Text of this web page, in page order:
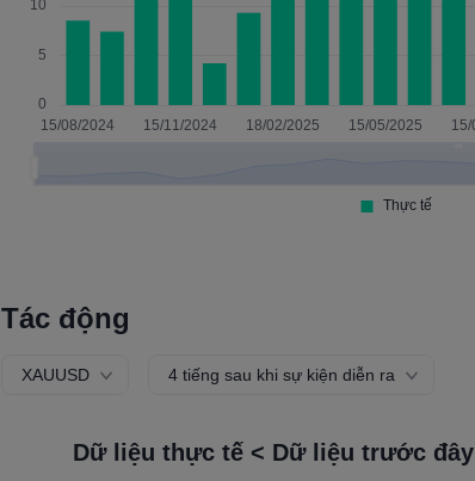
Tác động
XAUUSD 4 tiếng sau khi sự kiện diễn ra
Dữ liệu thực tế < Dữ liệu trước đây